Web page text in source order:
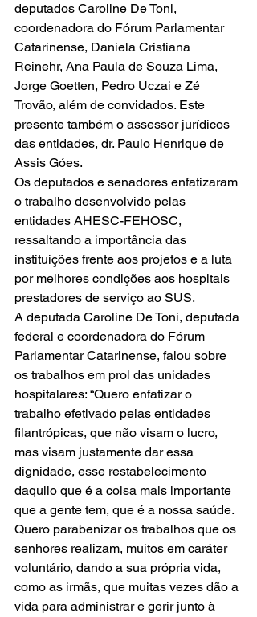
deputados Caroline De Toni,
coordenadora do Fórum Parlamentar
Catarinense, Daniela Cristiana
Reinehr, Ana Paula de Souza Lima,
Jorge Goetten, Pedro Uczai e Zé
Trovão, além de convidados. Este
presente também o assessor jurídicos
das entidades, dr. Paulo Henrique de
Assis Góes.
Os deputados e senadores enfatizaram
o trabalho desenvolvido pelas
entidades AHESC-FEHOSC,
ressaltando a importância das
instituições frente aos projetos e a luta
por melhores condições aos hospitais
prestadores de serviço ao SUS.
A deputada Caroline De Toni, deputada
federal e coordenadora do Fórum
Parlamentar Catarinense, falou sobre
os trabalhos em prol das unidades
hospitalares: “Quero enfatizar o
trabalho efetivado pelas entidades
filantrópicas, que não visam o lucro,
mas visam justamente dar essa
dignidade, esse restabelecimento
daquilo que é a coisa mais importante
que a gente tem, que é a nossa saúde.
Quero parabenizar os trabalhos que os
senhores realizam, muitos em caráter
voluntário, dando a sua própria vida,
como as irmãs, que muitas vezes dão a
vida para administrar e gerir junto à